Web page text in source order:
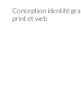
Conception identité
print et web